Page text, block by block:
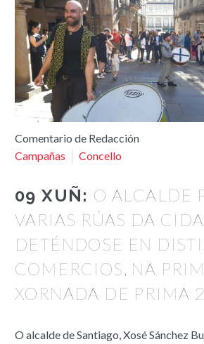
Comentario de Redacción
Campañas
Concello
09 XUÑ: O ALCALDE
VARIAS RÚAS DA
DETÉNDOSE EN
COMERCIOS, NA
XORNADA DE PRIMA
O alcalde de Santiago, Xosé Sánchez